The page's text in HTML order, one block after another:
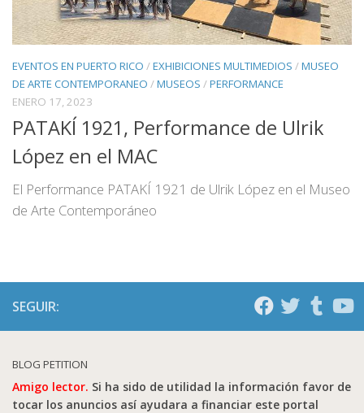
EVENTOS EN PUERTO RICO /EXHIBICIONES MULTIMEDIOS /MUSEO
DE ARTE CONTEMPORANEO /MUSEOS /PERFORMANCE
ENERO 17, 2023
PATAKÍ 1921, Performance de Ulrik
López en el MAC
El Performance PATAKÍ 1921 de Ulrik López en el Museo
de Arte Contemporáneo
SEGUIR:
BLOG PETITION
Amigo lector. Si ha sido de utilidad la información favor de
tocar los anuncios así ayudara a financiar este portal